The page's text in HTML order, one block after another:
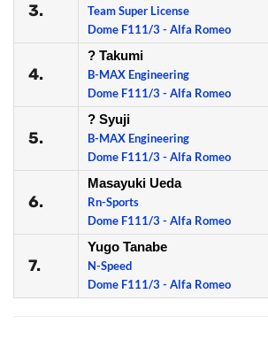
3.
Team Super License
Dome F111/3 - Alfa Romeo
4.
? Takumi
B-MAX Engineering
Dome F111/3 - Alfa Romeo
5.
? Syuji
B-MAX Engineering
Dome F111/3 - Alfa Romeo
6.
Masayuki Ueda
Rn-Sports
Dome F111/3 - Alfa Romeo
7.
Yugo Tanabe
N-Speed
Dome F111/3 - Alfa Romeo